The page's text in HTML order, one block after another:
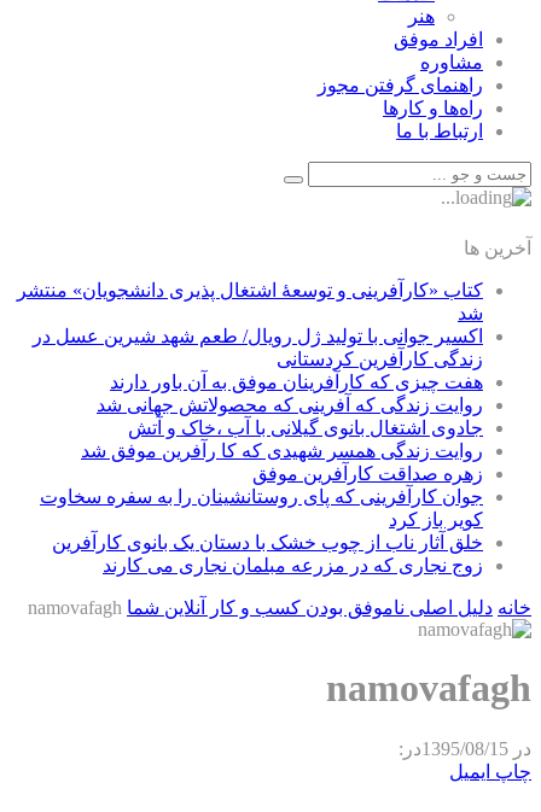
هنر
افراد موفق
مشاوره
راهنمای گرفتن مجوز
راه‌ها و كارها
ارتباط با ما
آخرین ها
کتاب «کارآفرینی و توسعۀ اشتغال پذیری دانشجویان» منتشر
شد
اکسیر جوانی با تولید ژل رویال/ طعم شهد شیرین عسل‌ در
زندگی کارآفرین کردستانی
هفت چیزی که کارآفرینان موفق به آن باور دارند
روایت زندگی که آفرینی که محصولاتش جهانی شد
جادوی اشتغال بانوی گیلانی با آب ،خاک و آتش
روایت زندگی همسر شهیدی که کا رآفرین موفق شد
زهره صداقت کارآفرین موفق
جوان کارآفرینی که پای روستانشینان را به سفره سخاوت
کویر باز کرد
خلق آثار ناب از چوب خشک با دستان یک بانوی کارآفرین
زوج نجاری که در مزرعه مبلمان نجاری می کارند
خانه دلیل اصلی ناموفق بودن کسب و کار آنلاین شما namovafagh
namovafagh
در 1395/08/15در:
چاپ ایمیل